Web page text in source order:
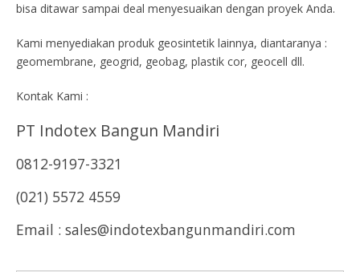
bisa ditawar sampai deal menyesuaikan dengan proyek Anda.
Kami menyediakan produk geosintetik lainnya, diantaranya :
geomembrane, geogrid, geobag, plastik cor, geocell dll.
Kontak Kami :
PT Indotex Bangun Mandiri
0812-9197-3321
(021) 5572 4559
Email : sales@indotexbangunmandiri.com